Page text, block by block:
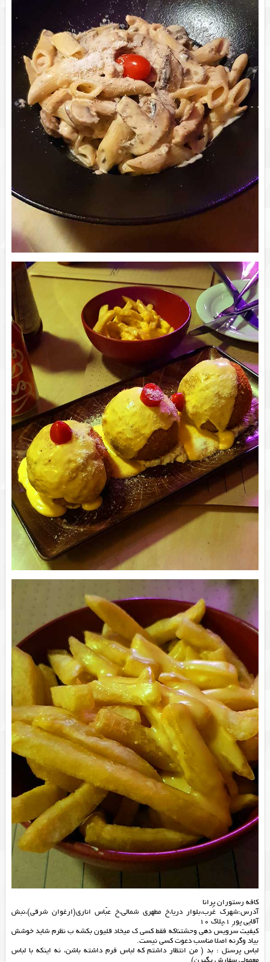
‎آدرس:شهرك غرب،بلوار دريا،خ مطهرى شمالى،خ عبّاس انارى(ارغوان شرقى)،نبش
آقايى پورِ ١،پلاك ١٠
کیفیت سرویس دهی وحشتناکه فقط کسی ک میخاد قلیون بکشه ب نظرم شاید خوشش
بیاد وگرنه اصلا مناسب دعوت کسی نیست.
لباس پرسنل : بد ( من انتظار داشتم که لباس فرم داشته باشن، نه اینکه با لباس